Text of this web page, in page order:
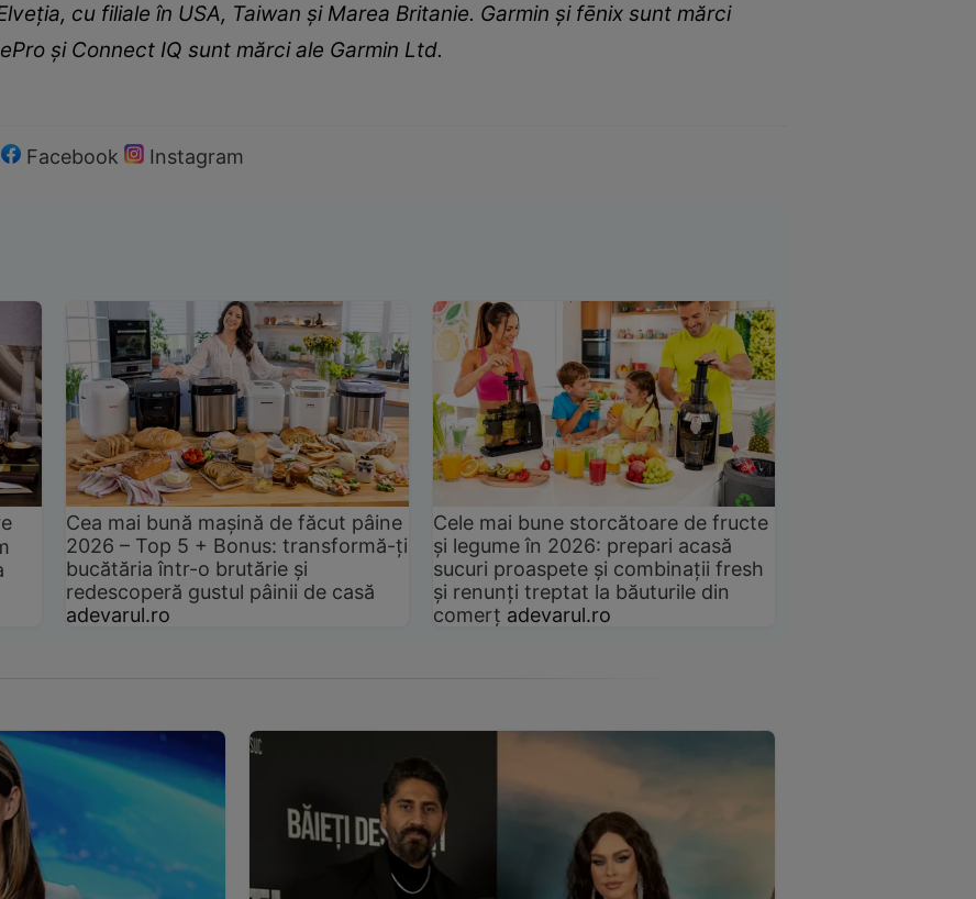
cu filiale în USA, Taiwan și Marea Britanie. Garmin și fēnix sunt mărci
și Connect IQ sunt mărci ale Garmin Ltd.
Facebook Instagram
Cea mai bună mașină de făcut pâine
2026 – Top 5 + Bonus: transformă-ți
bucătăria într-o brutărie și
redescoperă gustul pâinii de casă
adevarul.ro
Cele mai bune storcătoare de fructe
și legume în 2026: prepari acasă
sucuri proaspete și combinații fresh
și renunți treptat la băuturile din
comerț adevarul.ro